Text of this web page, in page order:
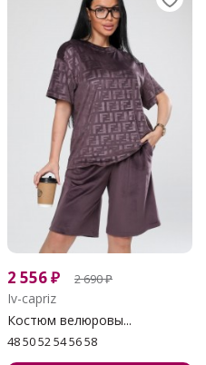
2 556₽ 2 690₽
Iv-capriz
Костюм велюровы...
48 50 52 54 56 58